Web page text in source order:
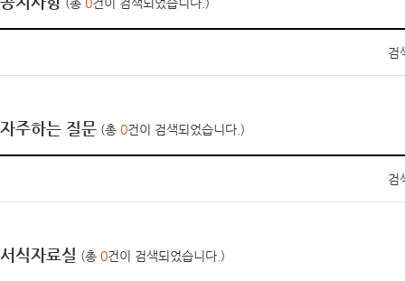
검
자주하는 질문 (총 0건이 검색되었습니다.)
검
서식자료실 (총 0건이 검색되었습니다.)